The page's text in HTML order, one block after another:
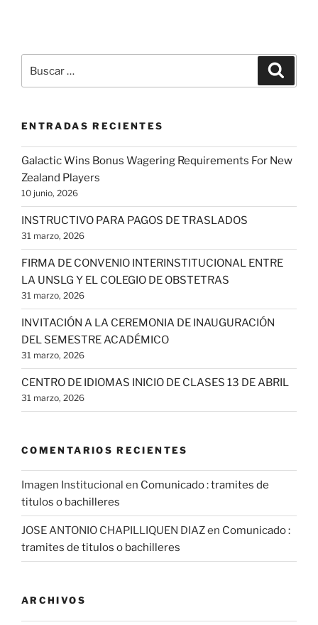
por:
ENTRADAS RECIENTES
Galactic Wins Bonus Wagering Requirements For New
Zealand Players
10 junio, 2026
INSTRUCTIVO PARA PAGOS DE TRASLADOS
31 marzo, 2026
FIRMA DE CONVENIO INTERINSTITUCIONAL ENTRE
LA UNSLG Y EL COLEGIO DE OBSTETRAS
31 marzo, 2026
INVITACIÓN A LA CEREMONIA DE INAUGURACIÓN
DEL SEMESTRE ACADÉMICO
31 marzo, 2026
CENTRO DE IDIOMAS INICIO DE CLASES 13 DE ABRIL
31 marzo, 2026
COMENTARIOS RECIENTES
Imagen Institucional en Comunicado : tramites de
titulos o bachilleres
JOSE ANTONIO CHAPILLIQUEN DIAZen Comunicado :
tramites de titulos o bachilleres
ARCHIVOS